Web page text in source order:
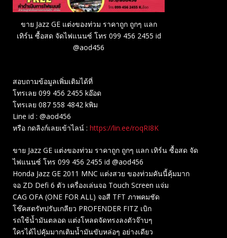
ขาย Jazz GE แต่งของท่วม ราคาถูก ถูกๆ แลก
เทิร์น ซื้อสด จัดไฟแนนซ์ โทร 099 456 2455 id
@aod456
สอบถามข้อมูลเพิ่มเติมได้ที่
โทรเลย 099 456 2455 kอ๊อด
โทรเลย 087 558 4842 kพิม
Line id : @aod456
หรือ กดลิงก์เลยเข้าไลน์ : https://lin.ee/roqRI8K
ขาย Jazz GE แต่งของท่วม ราคาถูก ถูกๆ แลก เทิร์น ซื้อสด จัด
ไฟแนนซ์ โทร 099 456 2455 id @aod456
Honda Jazz GE 2011 MNC แต่งสวย ของท่วมคันนี้คุ้มมาก
จอ ZD Defi 6 ตัว เครื่องเล่นจอ Touch Screen แจ่ม
CAG OFA (ONE FOR ALL) จอสี TFT ภาพคมชัด
โช๊คสตรัทปรับเกลียว PROFENDER FITZ เบิก
รถใช้น้ำมันตลอด แต่งโหลดจัดทรงลงตัวจ๊าบๆ
ใครได้ไปคุัมมากเติมน้ำมันขับหล่อๆ อย่างเดียว